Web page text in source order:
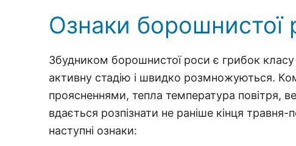
Ознаки борошнистої
Збудником борошнистої роси є грибок
активну стадію і швидко розмножуються.
проясненнями, тепла температура повітря,
вдається розпізнати не раніше кінця
наступні ознаки: